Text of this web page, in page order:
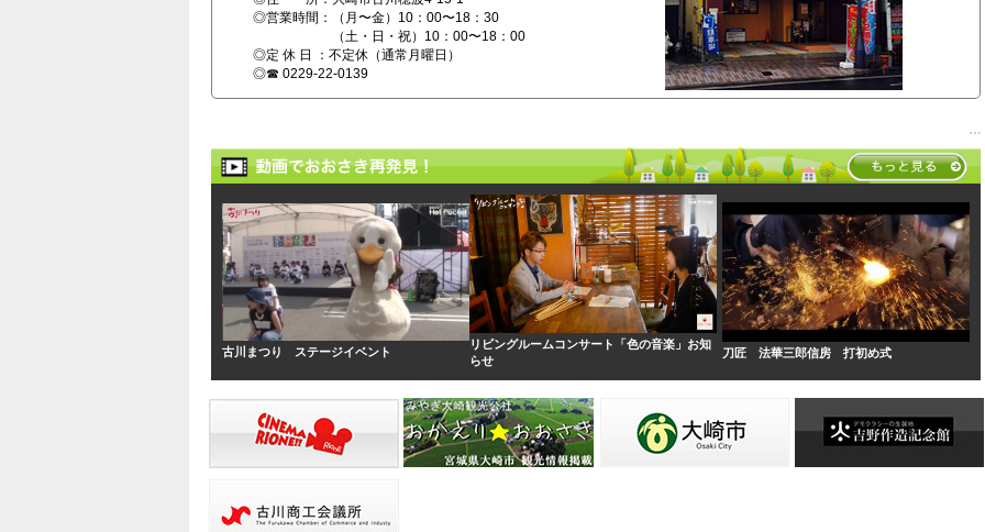
古川まつり ステージイベント
リビングルームコンサート「色の音楽」お知
らせ
刀匠 法華三郎信房 打初め式